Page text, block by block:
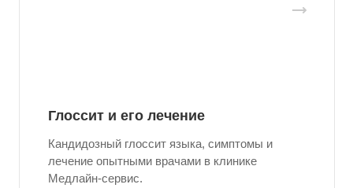
Глоссит и его лечение
Кандидозный глоссит языка, симптомы и
лечение опытными врачами в клинике
Медлайн-сервис.